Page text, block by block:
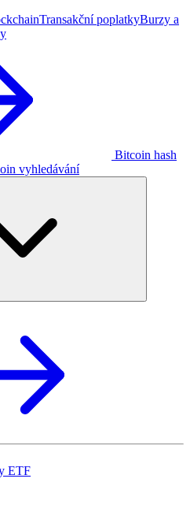
Transakční poplatkyBurzy a
Bitcoin hash
vyhledávání
ETF